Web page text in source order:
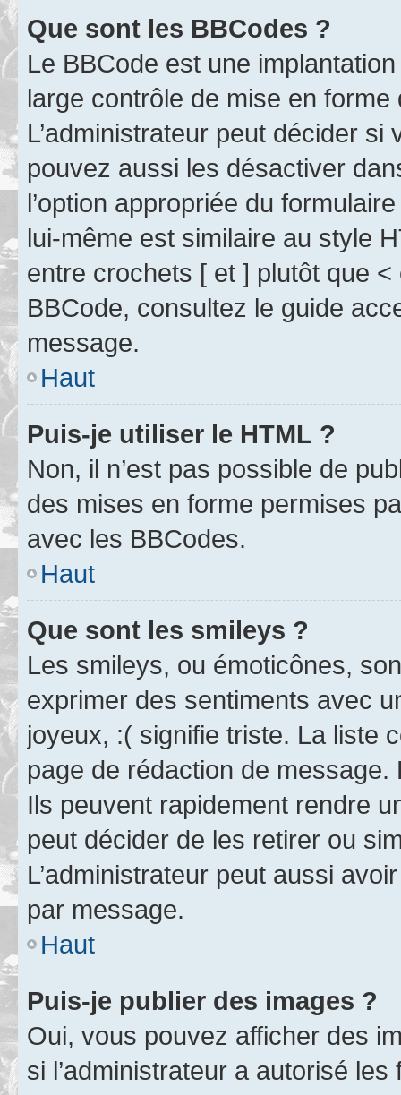
Que sont les BBCodes ?
Le BBCode est une
large contrôle de mise en forme
L’administrateur peut décider
pouvez aussi les désactiver
l’option appropriée du
lui-même est similaire au style
entre crochets [ et ] plutôt que
BBCode, consultez le guide
message.
Haut
Puis-je utiliser le HTML ?
Non, il n’est pas possible de
des mises en forme permises
avec les BBCodes.
Haut
Que sont les smileys ?
Les smileys, ou émoticônes,
exprimer des sentiments avec
joyeux, :( signifie triste. La liste
page de rédaction de
Ils peuvent rapidement rendre
peut décider de les retirer ou
L’administrateur peut aussi
par message.
Haut
Puis-je publier des images ?
Oui, vous pouvez afficher des
si l’administrateur a autorisé